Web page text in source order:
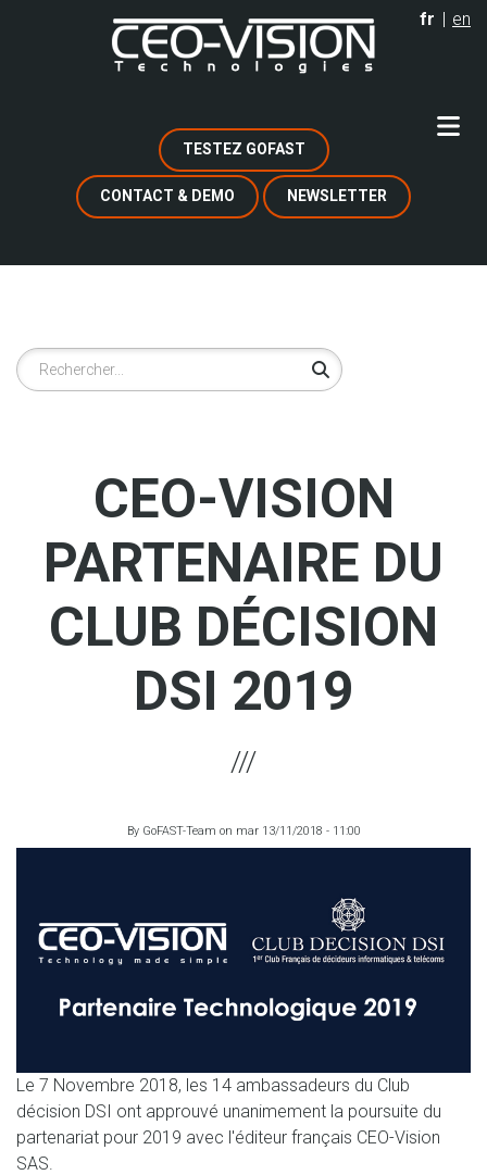
fr en
TESTEZ GOFAST
CONTACT & DEMO NEWSLETTER
Rechercher
CEO-VISION
PARTENAIRE DU
CLUB DÉCISION
DSI 2019
By GoFAST-Team on mar 13/11/2018 - 11:00
Le 7 Novembre 2018, les 14 ambassadeurs du Club
décision DSI ont approuvé unanimement la poursuite du
partenariat pour 2019 avec l'éditeur français CEO-Vision
SAS.